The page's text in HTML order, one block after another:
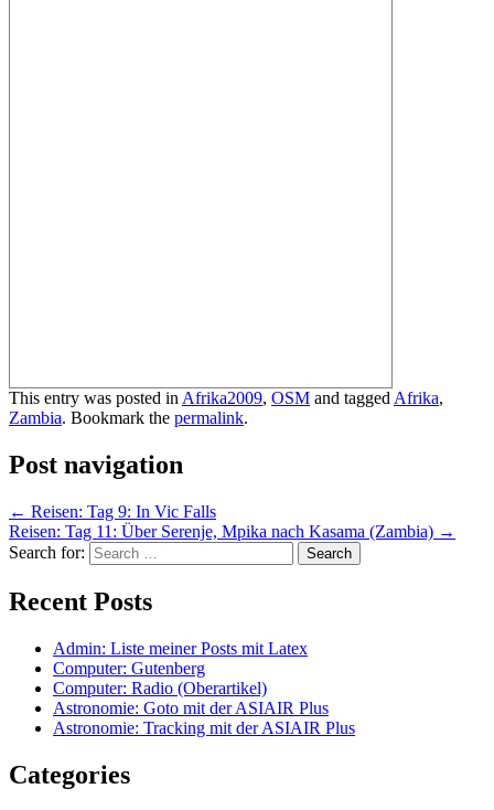
This entry was posted in Afrika2009, OSM and tagged Afrika,
Zambia. Bookmark the permalink.
Post navigation
← Reisen: Tag 9: In Vic Falls
Reisen: Tag 11: Über Serenje, Mpika nach Kasama (Zambia) →
Search for:
Recent Posts
Admin: Liste meiner Posts mit Latex
Computer: Gutenberg
Computer: Radio (Oberartikel)
Astronomie: Goto mit der ASIAIR Plus
Astronomie: Tracking mit der ASIAIR Plus
Categories